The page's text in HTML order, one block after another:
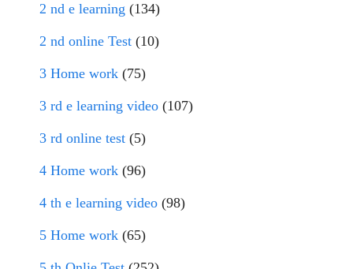
2 nd e learning (134)
2 nd online Test (10)
3 Home work (75)
3 rd e learning video (107)
3 rd online test (5)
4 Home work (96)
4 th e learning video (98)
5 Home work (65)